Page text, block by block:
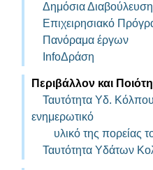
Δημόσια Διαβούλευση
Επιχειρησιακό
Πανόραμα έργων
InfoΔράση
Περιβάλλον και
Ταυτότητα Υδ.
ενημερωτικό
υλικό της πορείας
Ταυτότητα Υδάτων